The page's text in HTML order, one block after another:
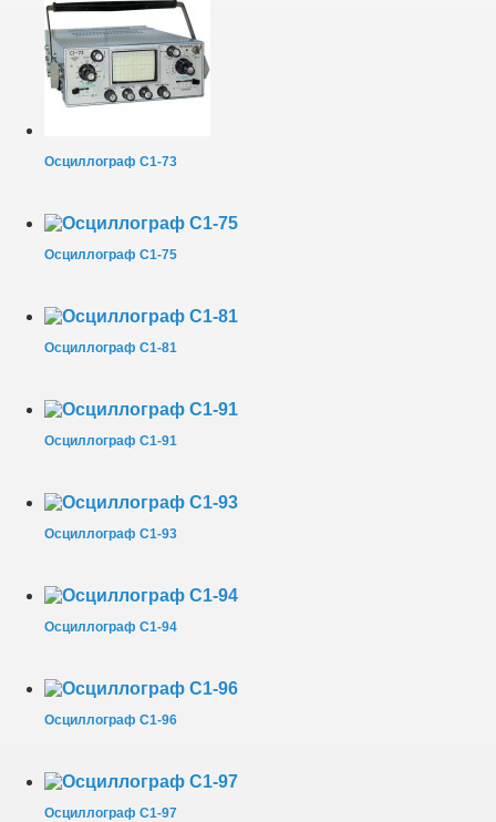
Осциллограф С1-73
Осциллограф С1-75
Осциллограф С1-81
Осциллограф С1-91
Осциллограф С1-93
Осциллограф С1-94
Осциллограф С1-96
Осциллограф С1-97